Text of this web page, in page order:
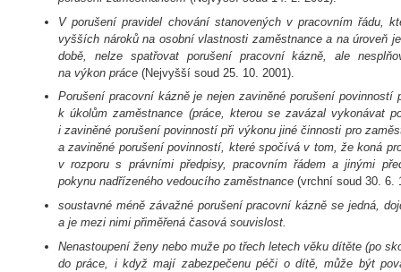
V porušení pravidel chování stanovených v pracovním řádu,
vyšších nároků na osobní vlastnosti zaměstnance a na úroveň
době, nelze spatřovat porušení pracovní kázně, ale
na výkon práce (Nejvyšší soud 25. 10. 2001).
Porušení pracovní kázně je nejen zaviněné porušení povinností
k úkolům zaměstnance (práce, kterou se zavázal vykonávat
i zaviněné porušení povinností při výkonu jiné činnosti pro
a zaviněné porušení povinností, které spočívá v tom, že koná
v rozporu s právními předpisy, pracovním řádem a jinými
pokynu nadřízeného vedoucího zaměstnance (vrchní soud 30. 6.
soustavné méně závažné porušení pracovní kázně se jedná,
a je mezi nimi přiměřená časová souvislost.
Nenastoupení ženy nebo muže po třech letech věku dítěte (po
do práce, i když mají zabezpečenu péči o dítě, může být